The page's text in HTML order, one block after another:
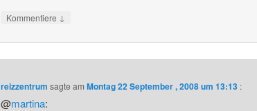
Kommentiere ↓
reizzentrum sagte amMontag 22 September , 2008 um 13:13 :
@martina: